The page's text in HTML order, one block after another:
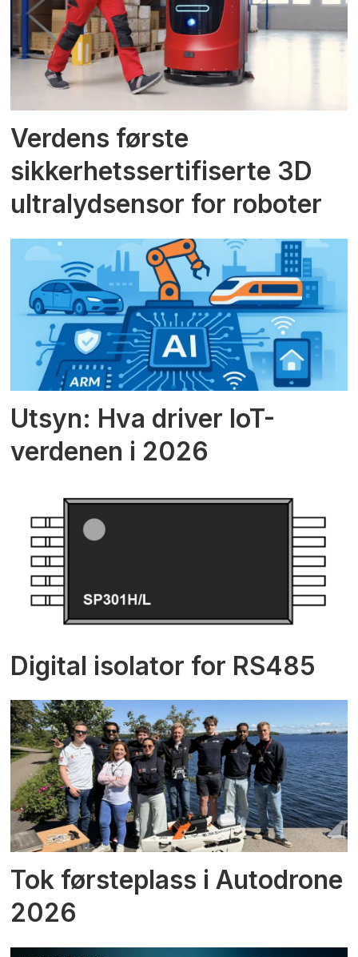
Verdens første
sikkerhetssertifiserte 3D
ultralydsensor for roboter
Utsyn: Hva driver IoT-
verdenen i 2026
Digital isolator for RS485
Tok førsteplass i Autodrone
2026